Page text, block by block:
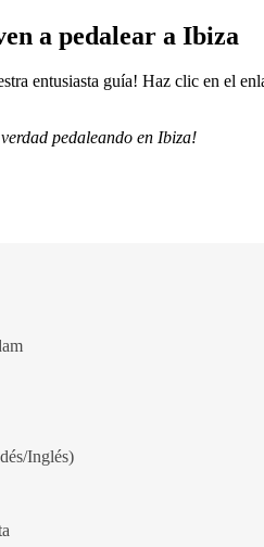
a pedalear a Ibiza
entusiasta guía! Haz clic en el
pedaleando en Ibiza!
Inglés)